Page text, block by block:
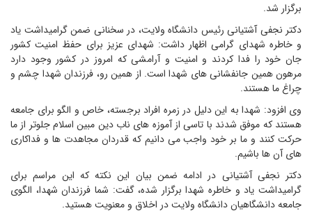
برگزار شد.
دکتر نجفی آشتیانی رئیس دانشگاه ولایت، در سخنانی ضمن گرامیداشت یاد
و خاطره شهدای گرامی اظهار داشت: شهدای عزیز برای حفظ امنیت کشور
جان خود را فدا کردند و امنیت و آرامشی که امروز در کشور وجود دارد
مرهون همین جانفشانی های شهدا است. از همین رو، فرزندان شهدا چشم و
چراغ ما هستند‌.
وی افزود: شهدا به این دلیل در زمره افراد برجسته، خاص و الگو برای جامعه
هستند که موفق شدند با تاسی از آموزه های ناب دین مبین اسلام جلوتر از ما
حرکت کنند و ما بر خود واجب می دانیم که قدردان مجاهدت ها و فداکاری
های آن ها باشیم.
دکتر نجفی آشتیانی در ادامه ضمن بیان این نکته که این مراسم برای
گرامیداشت یاد و خاطره شهدا برگزار شده، گفت: شما فرزندان شهدا، الگوی
جامعه دانشگاهیان دانشگاه ولایت در اخلاق و معنویت هستید.